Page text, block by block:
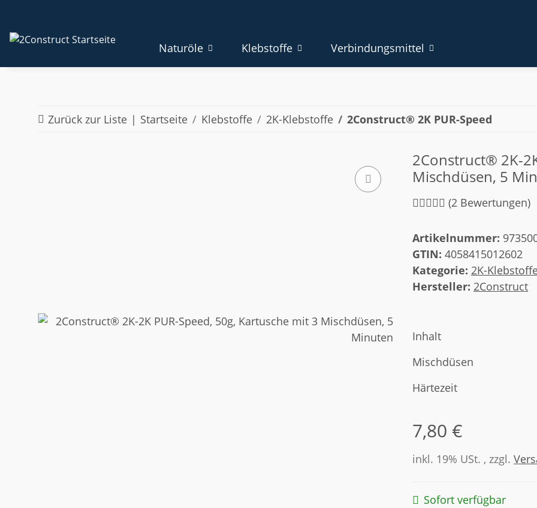
Naturöle Klebstoffe Verbindungsmittel
Zurück zur Liste Startseite Klebstoffe 2K-Klebstoffe 2Construct® 2K PUR-Speed
2Construct® 2K-
Mischdüsen, 5
(2 Bewertungen)
Artikelnummer:
GTIN: 4058415012602
Kategorie: 2K-
Hersteller: 2Construct
Inhalt
Mischdüsen
Härtezeit
7,80 €
inkl. 19% USt. , zzgl.
Sofort verfügbar